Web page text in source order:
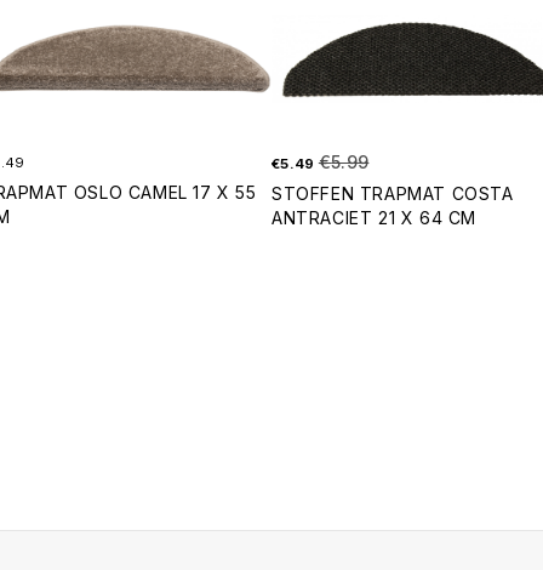
OSLO CAMEL 17 X 55
€5.49 €5.99
STOFFEN TRAPMAT COSTA
ANTRACIET 21 X 64 CM